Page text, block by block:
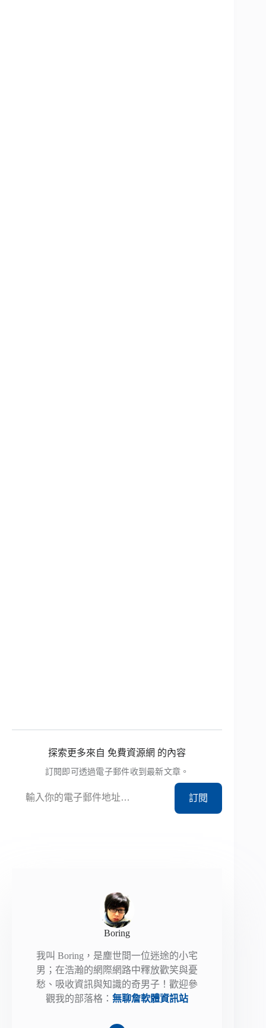
探索更多來自 免費資源網 的內容
訂閱即可透過電子郵件收到最新文章。
訂閱
Boring
我叫 Boring，是塵世間一位迷途的小宅
男；在浩瀚的網際網路中釋放歡笑與憂
愁、吸收資訊與知識的奇男子！歡迎參
觀我的部落格：無聊詹軟體資訊站